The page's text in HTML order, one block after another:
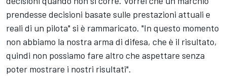
prendesse decisioni basate sulle prestazioni attuali e
reali di un pilota" si è rammaricato. "In questo momento
non abbiamo la nostra arma di difesa, che è il risultato,
quindi non possiamo fare altro che aspettare senza
poter mostrare i nostri risultati".